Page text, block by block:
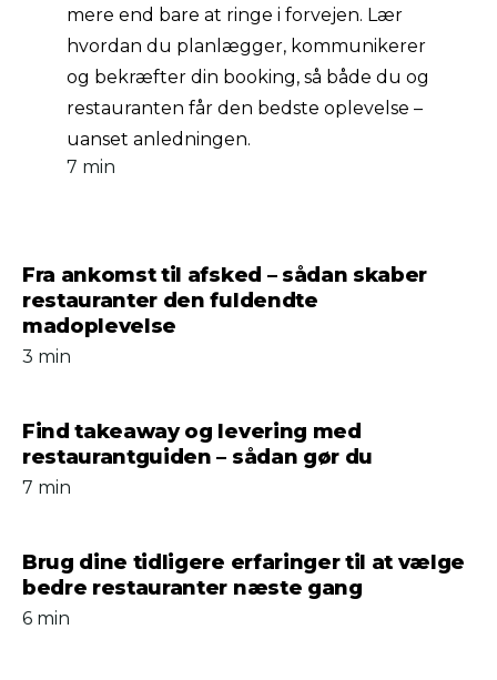
7 min
mere end bare at ringe i forvejen. Lær
hvordan du planlægger, kommunikerer
og bekræfter din booking, så både du og
restauranten får den bedste oplevelse –
uanset anledningen.
Fra ankomst til afsked – sådan skaber
restauranter den fuldendte
madoplevelse
3 min
Find takeaway og levering med
restaurantguiden – sådan gør du
7 min
Brug dine tidligere erfaringer til at vælge
bedre restauranter næste gang
6 min